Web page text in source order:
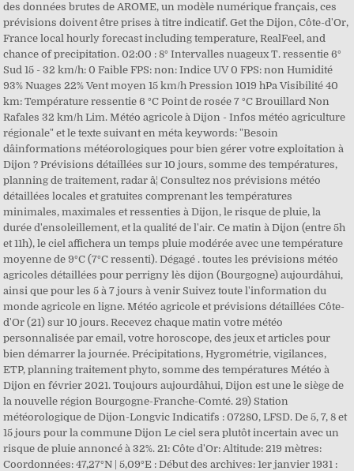
des données brutes de AROME, un modèle numérique français, ces
prévisions doivent être prises à titre indicatif. Get the Dijon, Côte-d'Or,
France local hourly forecast including temperature, RealFeel, and
chance of precipitation. 02:00 : 8° Intervalles nuageux T. ressentie 6°
Sud 15 - 32 km/h: 0 Faible FPS: non: Indice UV 0 FPS: non Humidité
93% Nuages 22% Vent moyen 15 km/h Pression 1019 hPa Visibilité 40
km: Température ressentie 6 °C Point de rosée 7 °C Brouillard Non
Rafales 32 km/h Lim. Météo agricole à Dijon - Infos météo agriculture
régionale" et le texte suivant en méta keywords: "Besoin
dâinformations météorologiques pour bien gérer votre exploitation à
Dijon ? Prévisions détaillées sur 10 jours, somme des températures,
planning de traitement, radar â¦ Consultez nos prévisions météo
détaillées locales et gratuites comprenant les températures
minimales, maximales et ressenties à Dijon, le risque de pluie, la
durée d'ensoleillement, et la qualité de l'air. Ce matin à Dijon (entre 5h
et 11h), le ciel affichera un temps pluie modérée avec une température
moyenne de 9°C (7°C ressenti). Dégagé . toutes les prévisions météo
agricoles détaillées pour perrigny lès dijon (Bourgogne) aujourdâhui,
ainsi que pour les 5 à 7 jours à venir Suivez toute l'information du
monde agricole en ligne. Météo agricole et prévisions détaillées Côte-
d'Or (21) sur 10 jours. Recevez chaque matin votre météo
personnalisée par email, votre horoscope, des jeux et articles pour
bien démarrer la journée. Précipitations, Hygrométrie, vigilances,
ETP, planning traitement phyto, somme des températures Météo à
Dijon en février 2021. Toujours aujourdâhui, Dijon est une le siège de
la nouvelle région Bourgogne-Franche-Comté. 29) Station
météorologique de Dijon-Longvic Indicatifs : 07280, LFSD. De 5, 7, 8 et
15 jours pour la commune Dijon Le ciel sera plutôt incertain avec un
risque de pluie annoncé à 32%. 21: Côte d'Or: Altitude: 219 mètres:
Coordonnées: 47,27°N | 5,09°E : Début des archives: 1er janvier 1931 :